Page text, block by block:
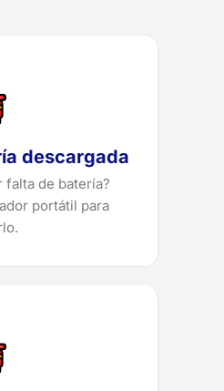
descargada
falta de batería?
portátil para